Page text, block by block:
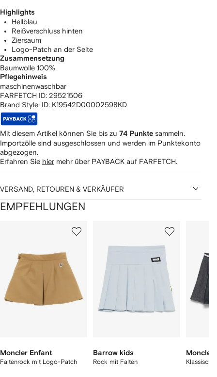
Highlights
Hellblau
Reißverschluss hinten
Ziersaum
Logo-Patch an der Seite
Zusammensetzung
Baumwolle 100%
Pflegehinweis
maschinenwaschbar
FARFETCH ID: 29521506
Brand Style-ID: K19542D00002598KD
Mit diesem Artikel können Sie bis zu 74 Punkte sammeln.
Importzölle sind ausgeschlossen und werden im Punktekonto
abgezogen.
Erfahren Sie hier mehr über PAYBACK auf FARFETCH.
VERSAND, RETOUREN & VERKÄUFER
EMPFEHLUNGEN
Moncler Enfant
Faltenrock mit Logo-Patch
Barrow kids
Rock mit Falten
Moncler